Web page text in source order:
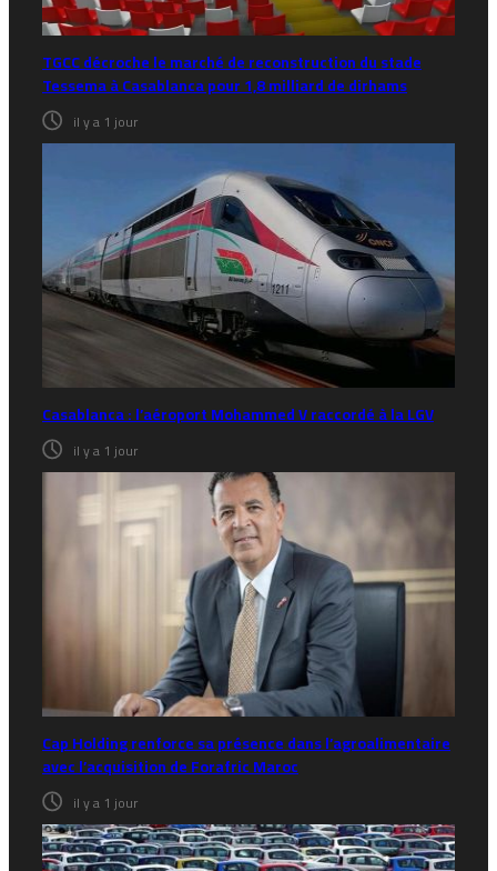
TGCC décroche le marché de reconstruction du stade
Tessema à Casablanca pour 1,8 milliard de dirhams
il y a 1 jour
Casablanca : l’aéroport Mohammed V raccordé à la LGV
il y a 1 jour
Cap Holding renforce sa présence dans l’agroalimentaire
avec l’acquisition de Forafric Maroc
il y a 1 jour